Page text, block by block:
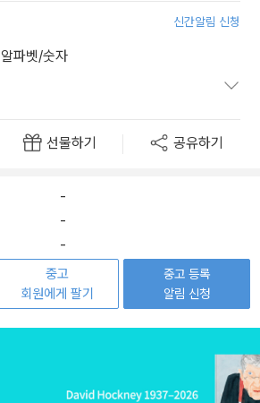
신간알림 신청
알파벳/숫자
선물하기 공유하기
-
-
-
중고
회원에게 팔기
중고 등록
알림 신청